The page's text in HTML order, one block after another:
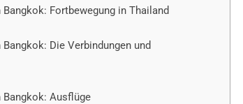
Fortbewegung in Thailand
Die Verbindungen und
Bangkok: Ausflüge